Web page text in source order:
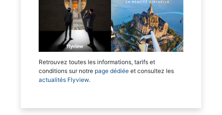
Retrouvez toutes les informations, tarifs et
conditions sur notre page dédiée et consultez les
actualités Flyview.